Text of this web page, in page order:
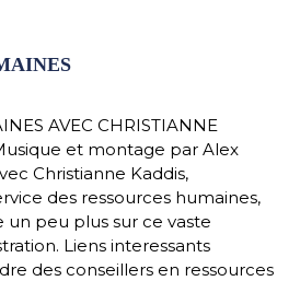
AVEC CHRISTIANNE
et montage par Alex
Christianne Kaddis,
des ressources humaines,
peu plus sur ce vaste
Liens interessants
des conseillers en ressources